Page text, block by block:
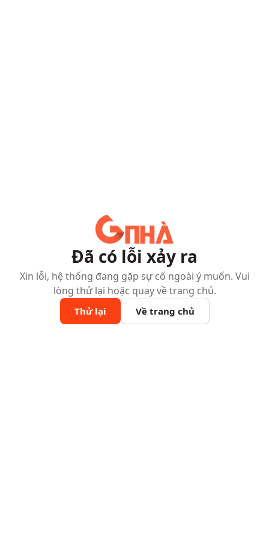
Đã có lỗi xảy ra
Xin lỗi, hệ thống đang gặp sự cố ngoài ý muốn. Vui
lòng thử lại hoặc quay về trang chủ.
Thử lại Về trang chủ